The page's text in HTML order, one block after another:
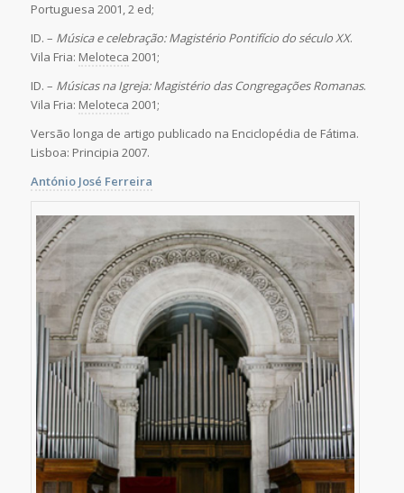
Portuguesa 2001, 2 ed;
ID. – Música e celebração: Magistério Pontifício do século XX.
Vila Fria: Meloteca 2001;
ID. – Músicas na Igreja: Magistério das Congregações Romanas.
Vila Fria: Meloteca 2001;
Versão longa de artigo publicado na Enciclopédia de Fátima.
Lisboa: Principia 2007.
António José Ferreira